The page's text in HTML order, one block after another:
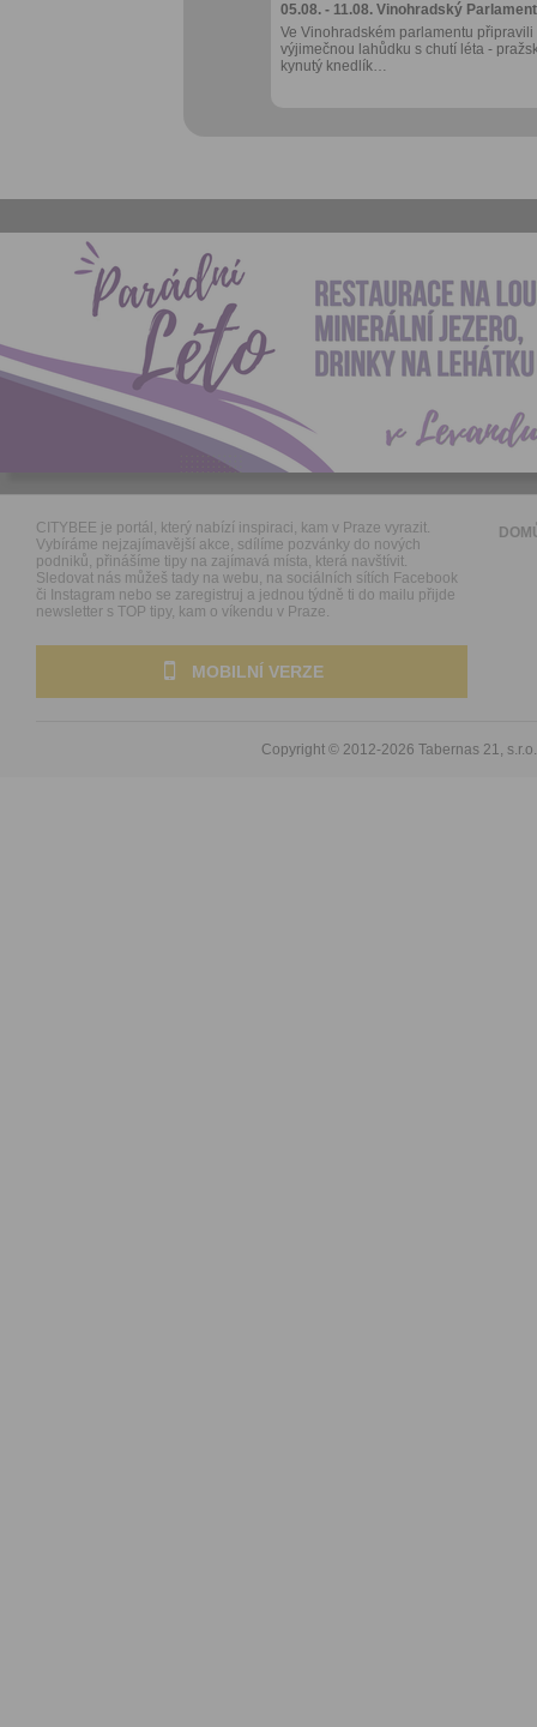
05.08. - 11.08. Vinohradský Parlament
Ve Vinohradském parlamentu připravili
výjimečnou lahůdku s chutí léta -
kynutý knedlík…
CITYBEE je portál, který nabízí inspiraci, kam v Praze vyrazit.
Vybíráme nejzajímavější akce, sdílíme pozvánky do nových
podniků, přinášíme tipy na zajímavá místa, která navštívit.
Sledovat nás můžeš tady na webu, na sociálních sítích Facebook
či Instagram nebo se zaregistruj a jednou týdně ti do mailu přijde
newsletter s TOP tipy, kam o víkendu v Praze.
MOBILNÍ VERZE
Copyright © 2012-2026 Tabernas 21, s.r.o.